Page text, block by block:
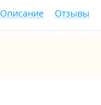
Описание Отзывы